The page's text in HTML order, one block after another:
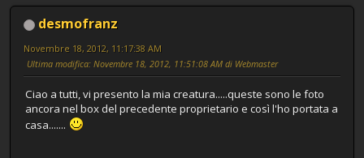
desmofranz
Novembre 18, 2012, 11:17:38 AM
Ultima modifica: Novembre 18, 2012, 11:51:08 AM di Webmaster
Ciao a tutti, vi presento la mia creatura.....queste sono le foto
ancora nel box del precedente proprietario e così l'ho portata a
casa.......